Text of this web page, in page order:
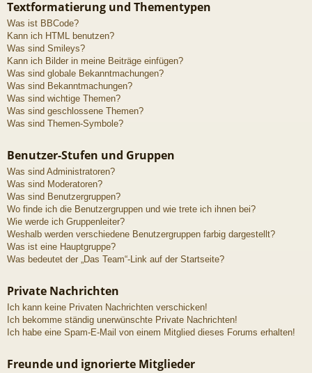
Textformatierung und Thementypen
Was ist BBCode?
Kann ich HTML benutzen?
Was sind Smileys?
Kann ich Bilder in meine Beiträge einfügen?
Was sind globale Bekanntmachungen?
Was sind Bekanntmachungen?
Was sind wichtige Themen?
Was sind geschlossene Themen?
Was sind Themen-Symbole?
Benutzer-Stufen und Gruppen
Was sind Administratoren?
Was sind Moderatoren?
Was sind Benutzergruppen?
Wo finde ich die Benutzergruppen und wie trete ich ihnen bei?
Wie werde ich Gruppenleiter?
Weshalb werden verschiedene Benutzergruppen farbig dargestellt?
Was ist eine Hauptgruppe?
Was bedeutet der „Das Team“-Link auf der Startseite?
Private Nachrichten
Ich kann keine Privaten Nachrichten verschicken!
Ich bekomme ständig unerwünschte Private Nachrichten!
Ich habe eine Spam-E-Mail von einem Mitglied dieses Forums erhalten!
Freunde und ignorierte Mitglieder